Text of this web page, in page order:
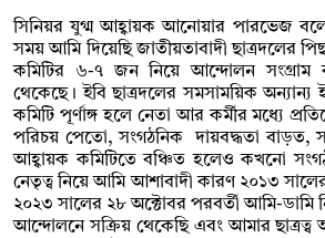
সিনিয়র যুগ্ম আহ্বায়ক আনোয়ার পারভেজ
সময় আমি দিয়েছি জাতীয়তাবাদী ছাত্রদলের
কমিটির ৬-৭ জন নিয়ে আন্দোলন সংগ্রাম
থেকেছে। ইবি ছাত্রদলের সমসাময়িক
কমিটি পূর্ণাঙ্গ হলে নেতা আর কর্মীর মধ্যে
পরিচয় পেতো, সংগঠনিক দায়বদ্ধতা বাড়ত,
আহ্বায়ক কমিটিতে বঞ্চিত হলেও কখনো
নেতৃত্ব নিয়ে আমি আশাবাদী কারণ ২০১৩
২০২৩ সালের ২৮ অক্টোবর পরবর্তী আমি-ডামি
আন্দোলনে সক্রিয় থেকেছি এবং আমার ছাত্রত্ব